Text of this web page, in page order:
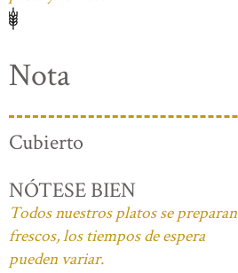
Nota
Cubierto
NÓTESE BIEN
Todos nuestros platos se preparan
frescos, los tiempos de espera
pueden variar.